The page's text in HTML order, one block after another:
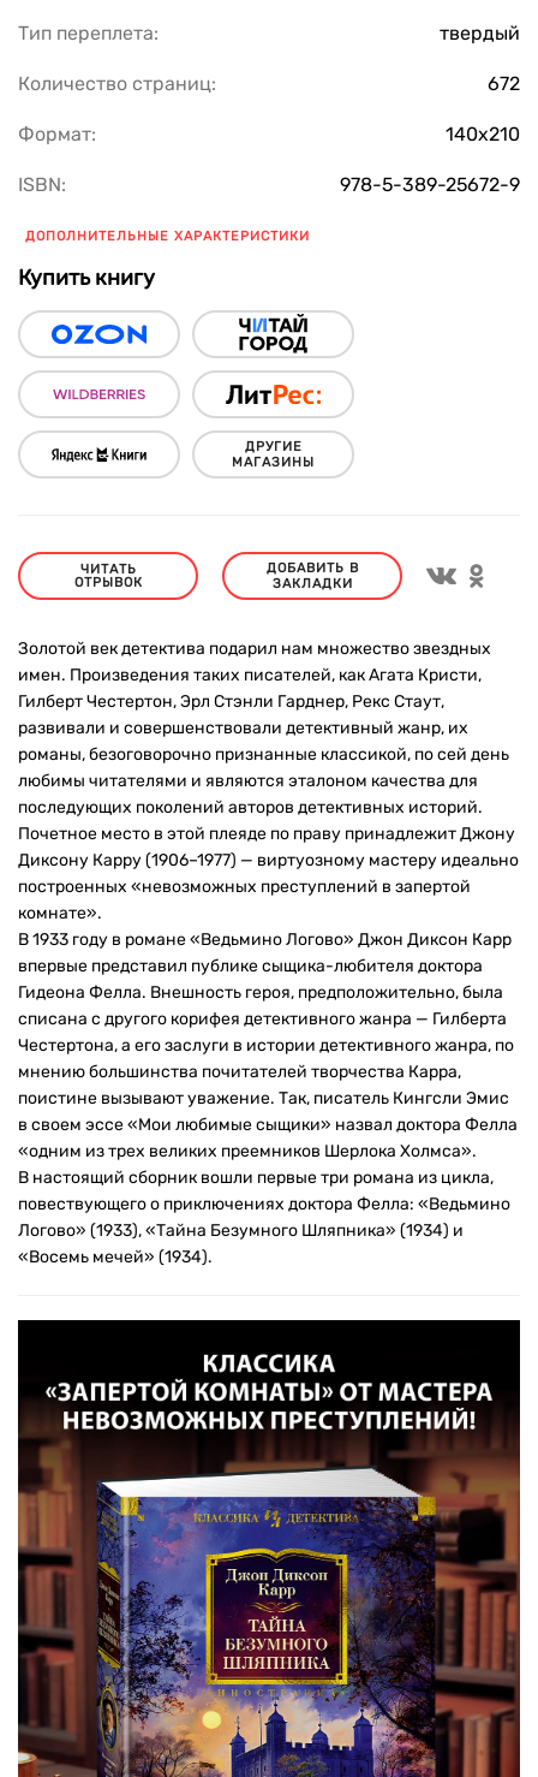
Тип переплета: твердый
Количество страниц: 672
Формат: 140х210
ISBN: 978-5-389-25672-9
ДОПОЛНИТЕЛЬНЫЕ ХАРАКТЕРИСТИКИ
Купить книгу
ДРУГИЕ
МАГАЗИНЫ
ЧИТАТЬ
ОТРЫВОК
ДОБАВИТЬ В
ЗАКЛАДКИ
Золотой век детектива подарил нам множество звездных
имен. Произведения таких писателей, как Агата Кристи,
Гилберт Честертон, Эрл Стэнли Гарднер, Рекс Стаут,
развивали и совершенствовали детективный жанр, их
романы, безоговорочно признанные классикой, по сей день
любимы читателями и являются эталоном качества для
последующих поколений авторов детективных историй.
Почетное место в этой плеяде по праву принадлежит Джону
Диксону Карру (1906–1977) — виртуозному мастеру идеально
построенных «невозможных преступлений в запертой
комнате».
В 1933 году в романе «Ведьмино Логово» Джон Диксон Карр
впервые представил публике сыщика-любителя доктора
Гидеона Фелла. Внешность героя, предположительно, была
списана с другого корифея детективного жанра — Гилберта
Честертона, а его заслуги в истории детективного жанра, по
мнению большинства почитателей творчества Карра,
поистине вызывают уважение. Так, писатель Кингсли Эмис
в своем эссе «Мои любимые сыщики» назвал доктора Фелла
«одним из трех великих преемников Шерлока Холмса».
В настоящий сборник вошли первые три романа из цикла,
повествующего о приключениях доктора Фелла: «Ведьмино
Логово» (1933), «Тайна Безумного Шляпника» (1934) и
«Восемь мечей» (1934).